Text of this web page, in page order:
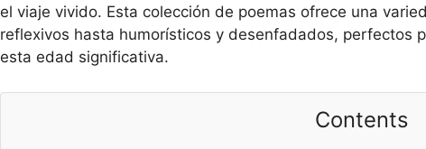
el viaje vivido. Esta colección de poemas ofrece una
reflexivos hasta humorísticos y desenfadados, perfectos
esta edad significativa.
Contents